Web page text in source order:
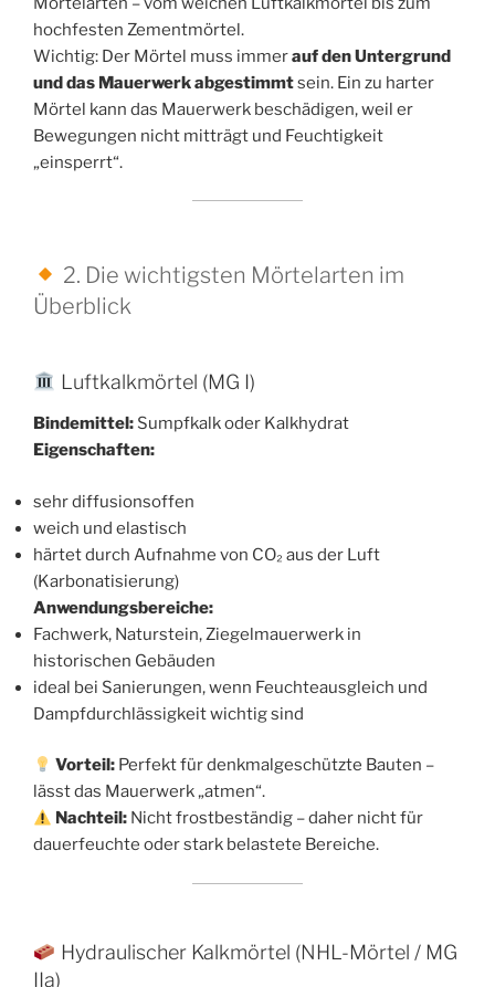
hochfesten Zementmörtel.
Wichtig: Der Mörtel muss immerauf den Untergrund
und das Mauerwerk abgestimmtsein. Ein zu harter
Mörtel kann das Mauerwerk beschädigen, weil er
Bewegungen nicht mitträgt und Feuchtigkeit
„einsperrt“.
2. Die wichtigsten Mörtelarten im
Überblick
Luftkalkmörtel (MG I)
Bindemittel: Sumpfkalk oder Kalkhydrat
Eigenschaften:
sehr diffusionsoffen
weich und elastisch
härtet durch Aufnahme von CO₂ aus der Luft
(Karbonatisierung)
Anwendungsbereiche:
Fachwerk, Naturstein, Ziegelmauerwerk in
historischen Gebäuden
ideal bei Sanierungen, wenn Feuchteausgleich und
Dampfdurchlässigkeit wichtig sind
Vorteil: Perfekt für denkmalgeschützte Bauten –
lässt das Mauerwerk „atmen“.
Nachteil: Nicht frostbeständig – daher nicht für
dauerfeuchte oder stark belastete Bereiche.
Hydraulischer Kalkmörtel (NHL-Mörtel / MG
IIa)